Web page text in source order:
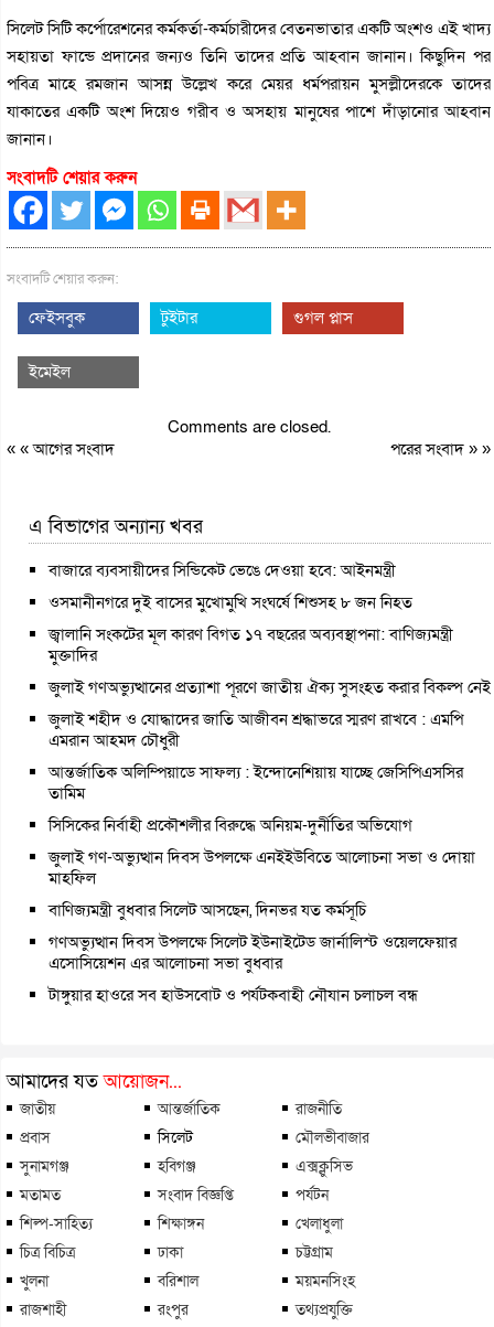
সিলেট সিটি কর্পোরেশনের কর্মকর্তা-কর্মচারীদের বেতনভাতার একটি অংশও এই খাদ্য
সহায়তা ফান্ডে প্রদানের জন্যও তিনি তাদের প্রতি আহবান জানান। কিছুদিন পর
পবিত্র মাহে রমজান আসন্ন উল্লেখ করে মেয়র ধর্মপরায়ন মুসল্লীদেরকে তাদের
যাকাতের একটি অংশ দিয়েও গরীব ও অসহায় মানুষের পাশে দাঁড়ানোর আহবান
জানান।
সংবাদটি শেয়ার করুন
সংবাদটি শেয়ার করুন:
ফেইসবুক টুইটার গুগল প্লাস
ইমেইল
Comments are closed.
« «আগের সংবাদ পরের সংবাদ» »
এ বিভাগের অন্যান্য খবর
বাজারে ব্যবসায়ীদের সিন্ডিকেট ভেঙে দেওয়া হবে: আইনমন্ত্রী
ওসমানীনগরে দুই বাসের মুখোমুখি সংঘর্ষে শিশুসহ ৮ জন নিহত
জ্বালানি সংকটের মূল কারণ বিগত ১৭ বছরের অব্যবস্থাপনা: বাণিজ্যমন্ত্রী
মুক্তাদির
জুলাই গণঅভ্যুত্থানের প্রত্যাশা পূরণে জাতীয় ঐক্য সুসংহত করার বিকল্প নেই
জুলাই শহীদ ও যোদ্ধাদের জাতি আজীবন শ্রদ্ধাভরে স্মরণ রাখবে : এমপি
এমরান আহমদ চৌধুরী
আন্তর্জাতিক অলিম্পিয়াডে সাফল্য : ইন্দোনেশিয়ায় যাচ্ছে জেসিপিএসসির
তামিম
সিসিকের নির্বাহী প্রকৌশলীর বিরুদ্ধে অনিয়ম-দুর্নীতির অভিযোগ
জুলাই গণ-অভ্যুত্থান দিবস উপলক্ষে এনইইউবিতে আলোচনা সভা ও দোয়া
মাহফিল
বাণিজ্যমন্ত্রী বুধবার সিলেট আসছেন, দিনভর যত কর্মসূচি
গণঅভ্যুত্থান দিবস উপলক্ষে সিলেট ইউনাইটেড জার্নালিস্ট ওয়েলফেয়ার
এসোসিয়েশন এর আলোচনা সভা বুধবার
টাঙ্গুয়ার হাওরে সব হাউসবোট ও পর্যটকবাহী নৌযান চলাচল বন্ধ
আমাদের যতআয়োজন...
জাতীয় আন্তর্জাতিক
রাজনীতি
প্রবাস
সিলেট
মৌলভীবাজার
সুনামগঞ্জ
হবিগঞ্জ
এক্সক্লুসিভ
মতামত
সংবাদ বিজ্ঞপ্তি
পর্যটন
শিল্প-সাহিত্য
শিক্ষাঙ্গন
খেলাধুলা
চিত্র বিচিত্র
ঢাকা
চট্টগ্রাম
খুলনা
বরিশাল
ময়মনসিংহ
রাজশাহী
রংপুর তথ্যপ্রযুক্তি